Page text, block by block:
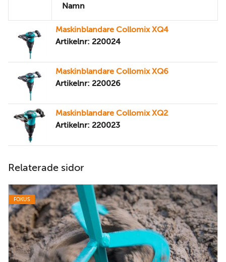
Namn
Maskinblandare Collomix XQ4
Artikelnr: 220024
Maskinblandare Collomix XQ6
Artikelnr: 220026
Maskinblandare Collomix XQ2
Artikelnr: 220023
Relaterade sidor
FOKUS